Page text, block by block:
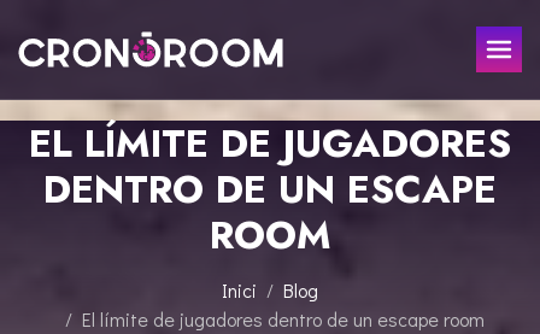
ESCAPE ROOM
EL TRESOR DEL JAGUAR
CRONODETECTIVES
LABORATORI JURÀSSIC
PER A XIQUETS
EL LÍMITE DE JUGADORES
DENTRO DE UN ESCAPE
ROOM
Inici
Blog
El límite de jugadores dentro de un escape room